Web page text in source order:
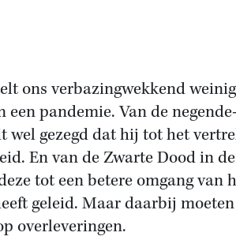
ons verbazingwekkend
een pandemie. Van de negende-
wel gezegd dat hij tot het
En van de Zwarte Dood in de
tot een betere omgang van
geleid. Maar daarbij
overleveringen.